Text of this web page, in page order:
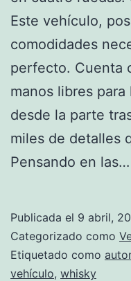
Este vehículo,
comodidades
perfecto. Cuenta
manos libres
desde la parte
miles de detalles
Pensando en las…
Publicada el 9 abril,
Categorizado como
Etiquetado como
vehículo, whisky